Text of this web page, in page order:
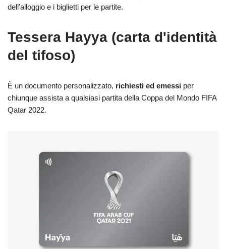
dell'alloggio e i biglietti per le partite.
Tessera Hayya (carta d'identità
del tifoso)
È un documento personalizzato, richiesti ed emessi per
chiunque assista a qualsiasi partita della Coppa del Mondo FIFA
Qatar 2022.